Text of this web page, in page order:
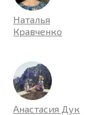
Наталья
Кравченко
Анастасия Дук